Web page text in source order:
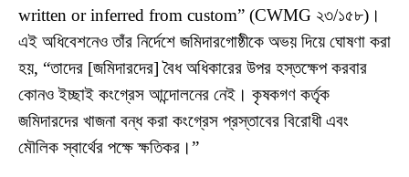
written or inferred from custom” (CWMG ২৩/১৫৮)।
এই অধিবেশনেও তাঁর নির্দেশে জমিদারগোষ্ঠীকে অভয় দিয়ে ঘোষণা করা
হয়, “তাদের [জমিদারদের] বৈধ অধিকারের উপর হস্তক্ষেপ করবার
কোনও ইচ্ছাই কংগ্রেস আন্দোলনের নেই। কৃষকগণ কর্তৃক
জমিদারদের খাজনা বন্ধ করা কংগ্রেস প্রস্তাবের বিরোধী এবং
মৌলিক স্বার্থের পক্ষে ক্ষতিকর।”